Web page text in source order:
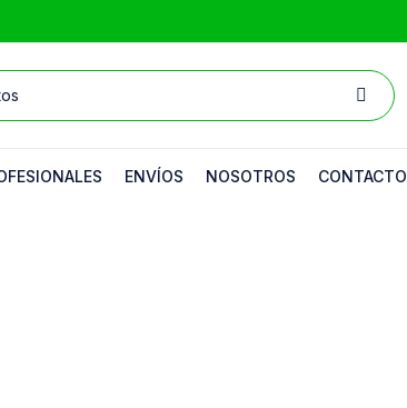
ENVÍOS NOSOTROS CONTACTO